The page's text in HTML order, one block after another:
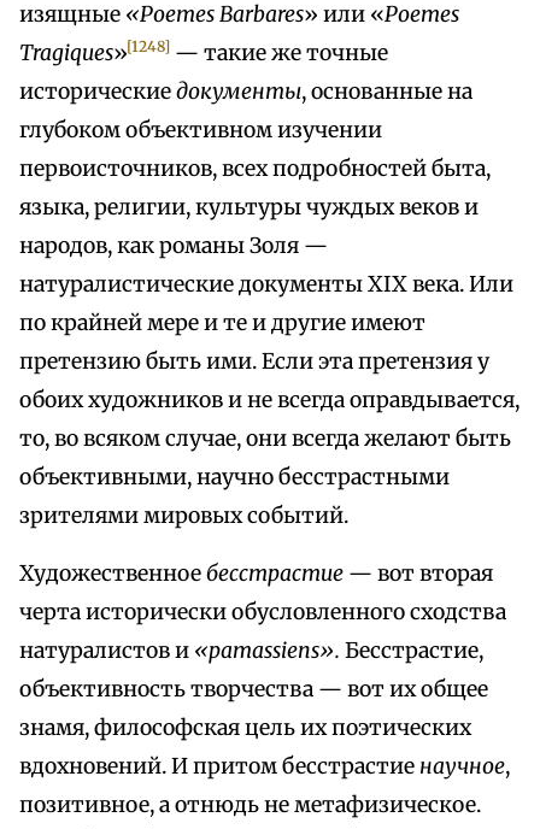
изящные «Poemes Barbares» или «Poemes
Tragiques»[1248] — такие же точные
историческиедокументы, основанные на
глубоком объективном изучении
первоисточников, всех подробностей быта,
языка, религии, культуры чуждых веков и
народов, как романы Золя —
натуралистические документы XIX века. Или
по крайней мере и те и другие имеют
претензию быть ими. Если эта претензия у
обоих художников и не всегда оправдывается,
то, во всяком случае, они всегда желают быть
объективными, научно бесстрастными
зрителями мировых событий.
Художественноебесстрастие — вот вторая
черта исторически обусловленного сходства
натуралистов и «pamassiens». Бесстрастие,
объективность творчества — вот их общее
знамя, философская цель их поэтических
вдохновений. И притом бесстрастие научное,
позитивное, а отнюдь не метафизическое.